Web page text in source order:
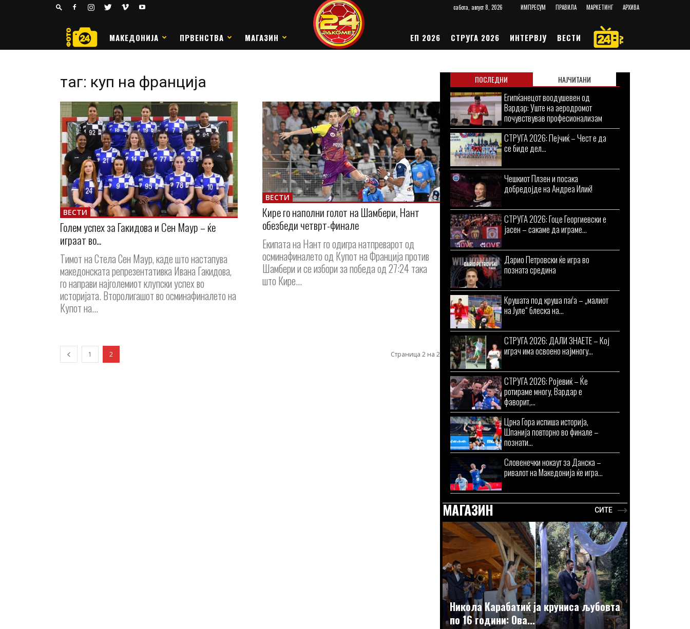
сабота, август 8, 2026 ИМПРЕСУМ ПРАВИЛА МАРКЕТИНГ АРХИВА
РАКОМЕТ
МАКЕДОНИЈА ПРВЕНСТВА МАГАЗИН ЕП 2026 СТРУГА 2026 ИНТЕРВЈУ ВЕСТИ
таг: куп на франција
ВЕСТИ
Голем успех за Гакидова и Сен Маур – ќе
играат во...
Тимот на Стела Сен Маур, каде што настапува
македонската репрезентативка Ивана Гакидова,
го направи најголемиот клупски успех во
историјата. Второлигашот во осминафиналето на
Купот на...
ВЕСТИ
Кире го наполни голот на Шамбери, Нант
обезбеди четврт-финале
Екипата на Нант го одигра натпреварот од
осминафиналето од Купот на Франција против
Шамбери и се избори за победа од 27:24 така
што Кире...
1 2 Страница 2 на 2
ПОСЛЕДНИ НАЈЧИТАНИ
Египќанецот воодушевен од
Вардар: Уште на аеродромот
почувствував професионализам
СТРУГА 2026: Пејчиќ – Чест е да
се биде дел...
Чешкиот Плзен и посака
добредојде на Андреа Илиќ!
СТРУГА 2026: Гоце Георгиевски е
јасен – сакаме да играме...
Дарио Петровски ќе игра во
позната средина
Крушата под круша паѓа – „малиот
на Јуле“ блеска на...
СТРУГА 2026: ДАЛИ ЗНАЕТЕ – Кој
играч има освоено најмногу...
СТРУГА 2026: Ројевиќ – Ќе
ротираме многу, Вардар е
фаворит,...
Црна Гора испиша историја,
Шпанија повторно во финале –
познати...
Словенечки нокаут за Данска –
ривалот на Македонија ќе игра...
МАГАЗИН СИТЕ
Никола Карабатиќ ја круниса љубовта
по 16 години: Ова...